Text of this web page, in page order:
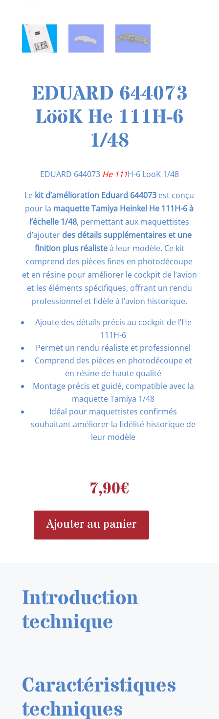
EDUARD 644073
LööK He 111H-6
1/48
EDUARD 644073 He 111H-6 LooK 1/48
Le kit d’amélioration Eduard 644073 est conçu
pour la maquette Tamiya Heinkel He 111H-6 à
l’échelle 1/48, permettant aux maquettistes
d’ajouter des détails supplémentaires et une
finition plus réalisteà leur modèle. Ce kit
comprend des pièces fines en photodécoupe
et en résine pour améliorer le cockpit de l’avion
et les éléments spécifiques, offrant un rendu
professionnel et fidèle à l’avion historique.
Ajoute des détails précis au cockpit de l’He
111H-6
Permet un rendu réaliste et professionnel
Comprend des pièces en photodécoupe et
en résine de haute qualité
Montage précis et guidé, compatible avec la
maquette Tamiya 1/48
Idéal pour maquettistes confirmés
souhaitant améliorer la fidélité historique de
leur modèle
7,90€
quantité
He
Ajouter au panier
Introduction
technique
Caractéristiques
techniques